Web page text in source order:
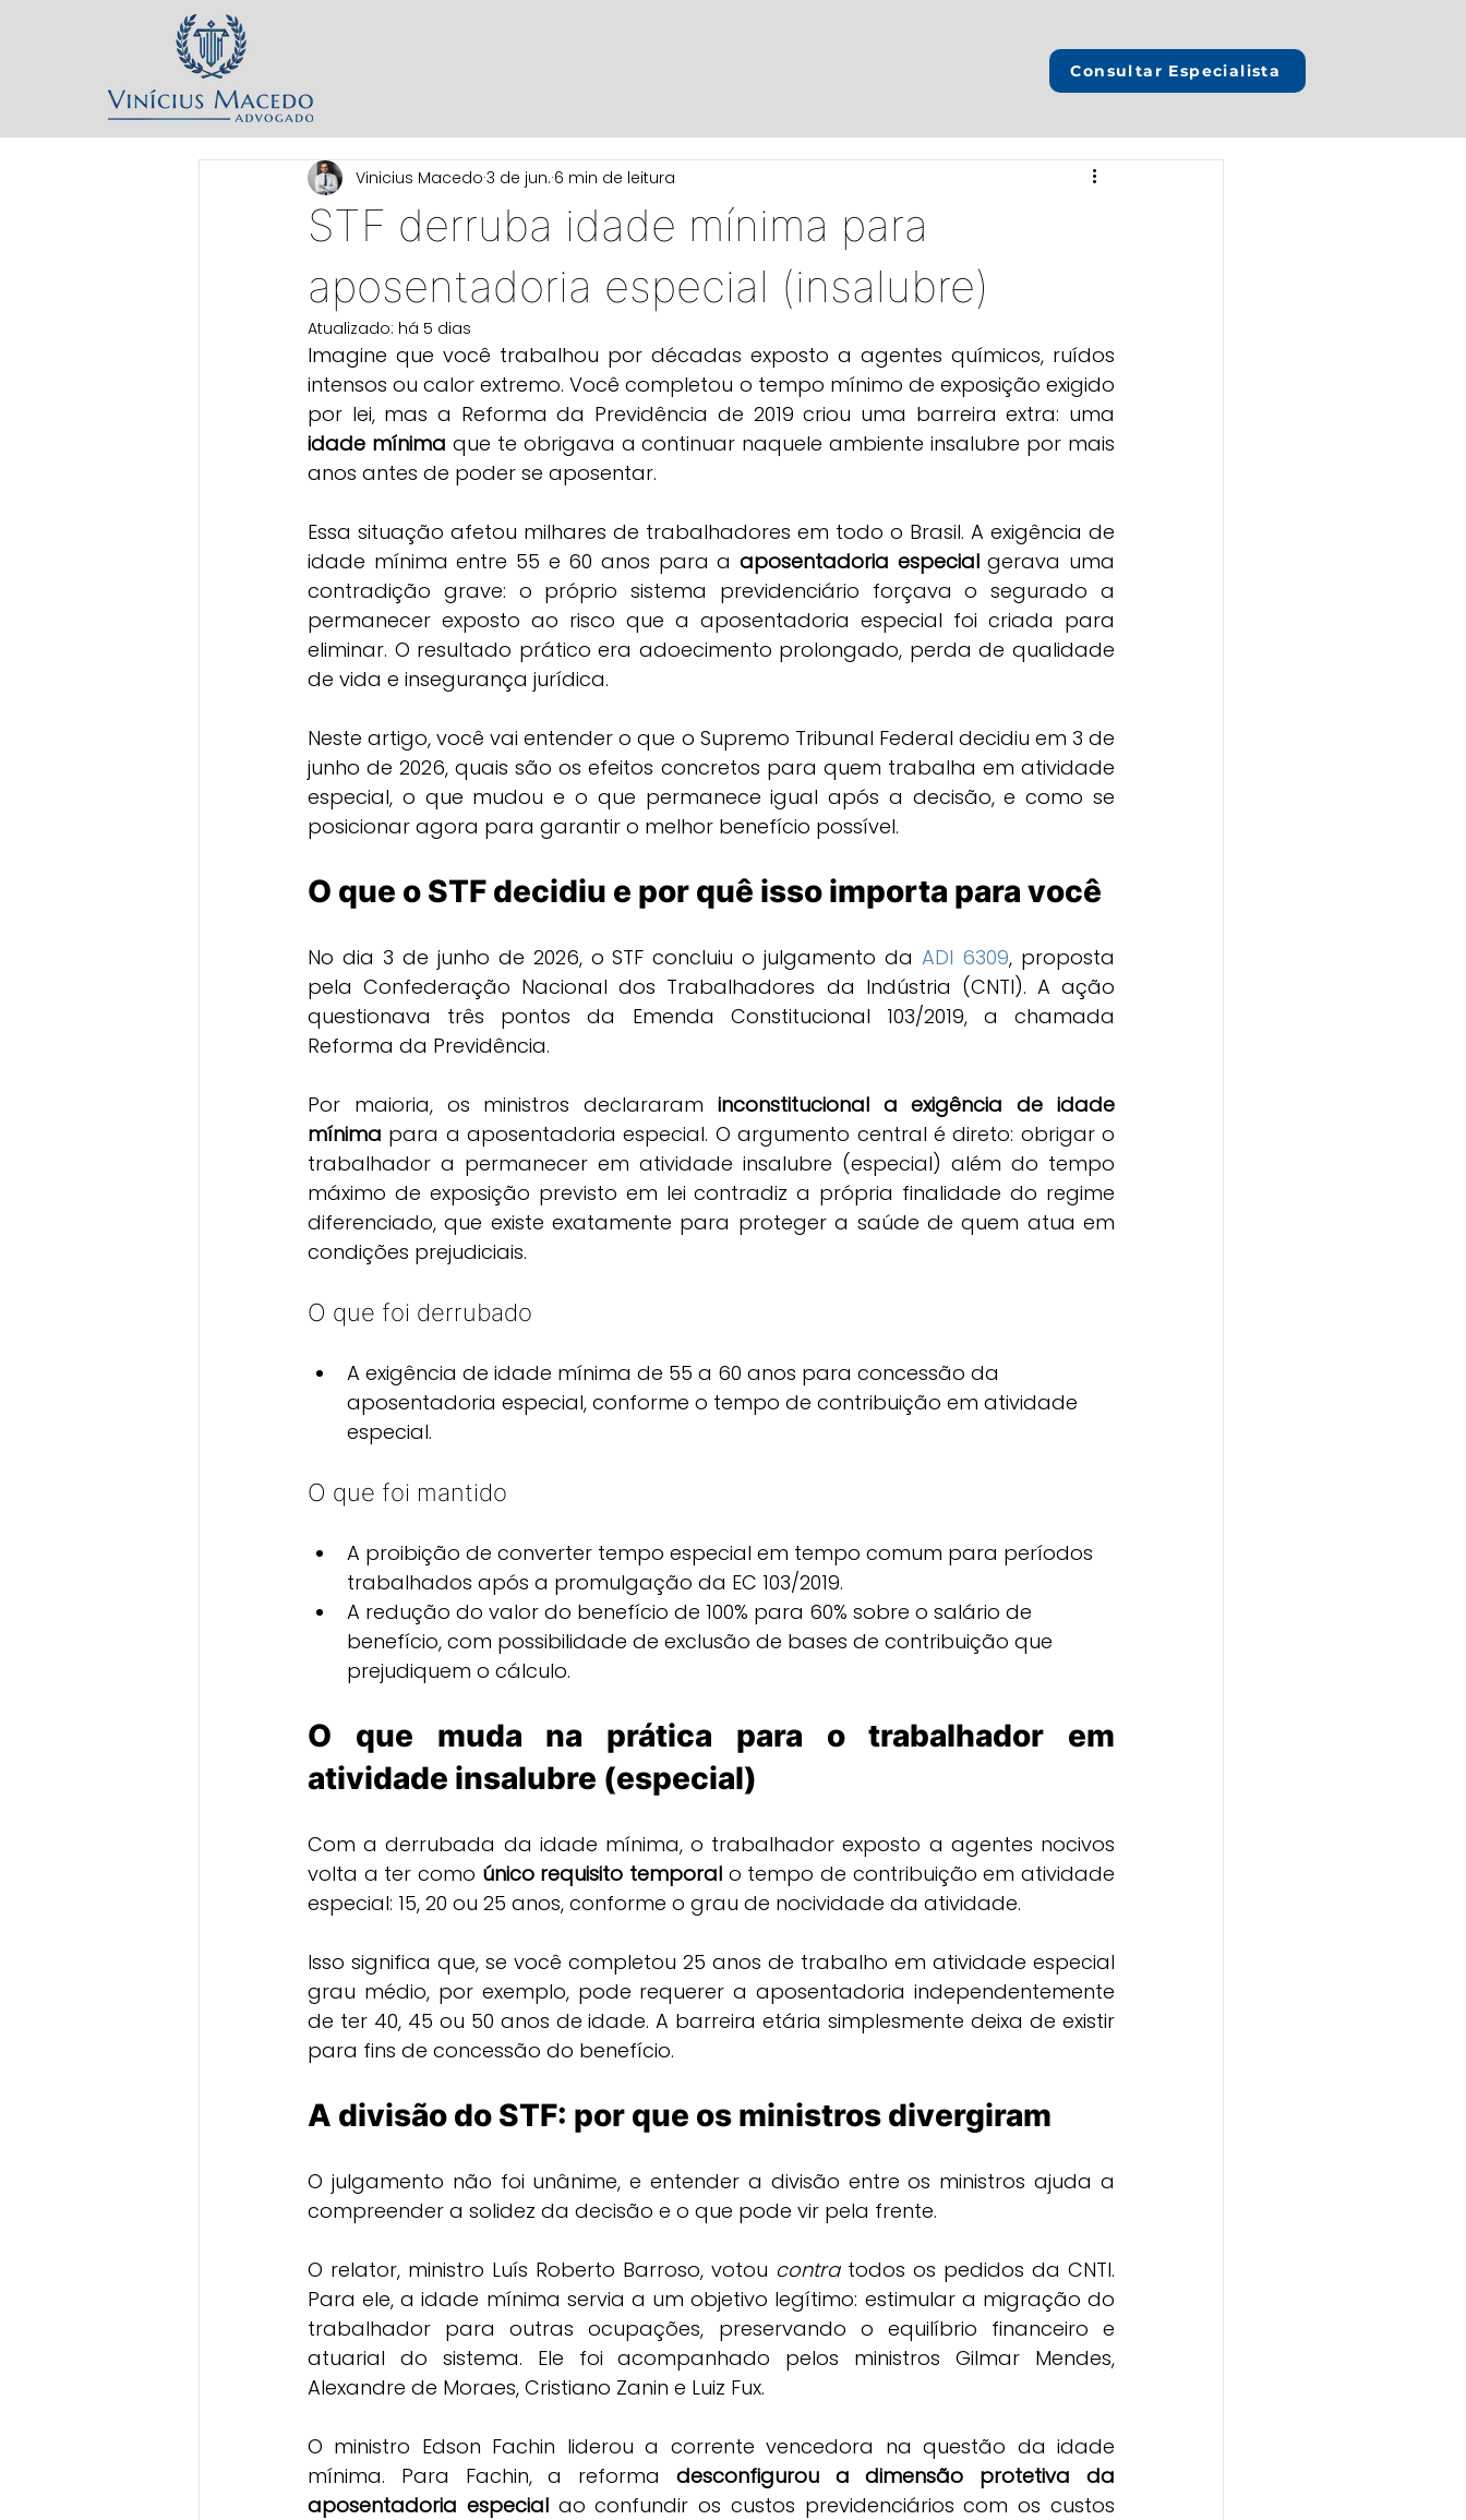
Consultar Especialista
STF derruba idade mínima para
aposentadoria especial (insalubre)
Vinicius Macedo 3 de jun. 6 min de leitura
Atualizado: há 5 dias
Imagine que você trabalhou por décadas exposto a agentes químicos, ruídos
intensos ou calor extremo. Você completou o tempo mínimo de exposição exigido
idade mínima que te obrigava a continuar naquele ambiente insalubre por mais
anos antes de poder se aposentar.
Essa situação afetou milhares de trabalhadores em todo o Brasil. A exigência de
idade mínima entre 55 e 60 anos para a aposentadoria especial gerava uma
contradição grave: o próprio sistema previdenciário forçava o segurado a
permanecer exposto ao risco que a aposentadoria especial foi criada para
eliminar. O resultado prático era adoecimento prolongado, perda de qualidade
de vida e insegurança jurídica.
Neste artigo, você vai entender o que o Supremo Tribunal Federal decidiu em 3 de
junho de 2026, quais são os efeitos concretos para quem trabalha em atividade
especial, o que mudou e o que permanece igual após a decisão, e como se
posicionar agora para garantir o melhor benefício possível.
O que o STF decidiu e por quê isso importa para você
No dia 3 de junho de 2026, o STF concluiu o julgamento da ADI 6309, proposta
pela Confederação Nacional dos Trabalhadores da Indústria (CNTI). A ação
questionava três pontos da Emenda Constitucional 103/2019, a chamada
Reforma da Previdência.
Por maioria, os ministros declararam inconstitucional a exigência de idade
mínima para a aposentadoria especial. O argumento central é direto: obrigar o
trabalhador a permanecer em atividade insalubre (especial) além do tempo
máximo de exposição previsto em lei contradiz a própria finalidade do regime
diferenciado, que existe exatamente para proteger a saúde de quem atua em
condições prejudiciais.
O que foi derrubado
A exigência de idade mínima de 55 a 60 anos para concessão da
aposentadoria especial, conforme o tempo de contribuição em atividade
especial.
O que foi mantido
A proibição de converter tempo especial em tempo comum para períodos
trabalhados após a promulgação da EC 103/2019.
A redução do valor do benefício de 100% para 60% sobre o salário de
benefício, com possibilidade de exclusão de bases de contribuição que
prejudiquem o cálculo.
O que muda na prática para o trabalhador em
atividade insalubre (especial)
Com a derrubada da idade mínima, o trabalhador exposto a agentes nocivos
volta a ter como único requisito temporal o tempo de contribuição em atividade
especial: 15, 20 ou 25 anos, conforme o grau de nocividade da atividade.
Isso significa que, se você completou 25 anos de trabalho em atividade especial
grau médio, por exemplo, pode requerer a aposentadoria independentemente
de ter 40, 45 ou 50 anos de idade. A barreira etária simplesmente deixa de existir
para fins de concessão do benefício.
A divisão do STF: por que os ministros divergiram
O julgamento não foi unânime, e entender a divisão entre os ministros ajuda a
compreender a solidez da decisão e o que pode vir pela frente.
O relator, ministro Luís Roberto Barroso, votou contra todos os pedidos da CNTI.
Para ele, a idade mínima servia a um objetivo legítimo: estimular a migração do
trabalhador para outras ocupações, preservando o equilíbrio financeiro e
atuarial do sistema. Ele foi acompanhado pelos ministros Gilmar Mendes,
Alexandre de Moraes, Cristiano Zanin e Luiz Fux.
O ministro Edson Fachin liderou a corrente vencedora na questão da idade
mínima. Para Fachin, a reforma desconfigurou a dimensão protetiva da
aposentadoria especial ao confundir os custos previdenciários com os custos